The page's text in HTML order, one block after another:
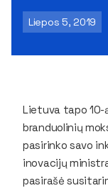
Liepos 5, 2019
Lietuva tapo 10-
branduolinių
pasirinko savo
inovacijų
pasirašė